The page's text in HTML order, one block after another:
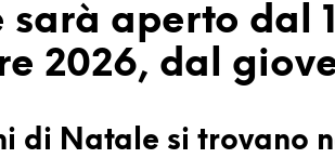
sarà aperto dal
2026, dal
di Natale si trovano